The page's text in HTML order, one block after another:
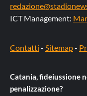
ICT Management:
Contatti - Sitemap-
Catania, fideiussione
penalizzazione?